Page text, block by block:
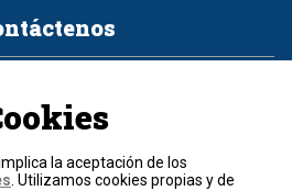
de cookies
y condiciones
la aceptación de los
. Utilizamos cookies propias y de